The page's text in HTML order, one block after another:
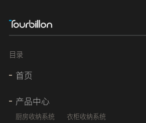
目录
首页
产品中心
厨房收纳系统 衣柜收纳系统